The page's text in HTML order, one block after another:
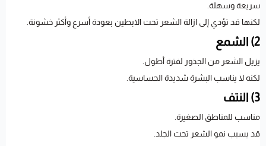
سريعة وسهلة.
لكنها قد تؤدي إلى ازالة الشعر تحت الابطين بعودة أسرع وأكثر خشونة.
2) الشمع
يزيل الشعر من الجذور لفترة أطول.
لكنه لا يناسب البشرة شديدة الحساسية.
3) النتف
مناسب للمناطق الصغيرة.
قد يسبب نمو الشعر تحت الجلد.